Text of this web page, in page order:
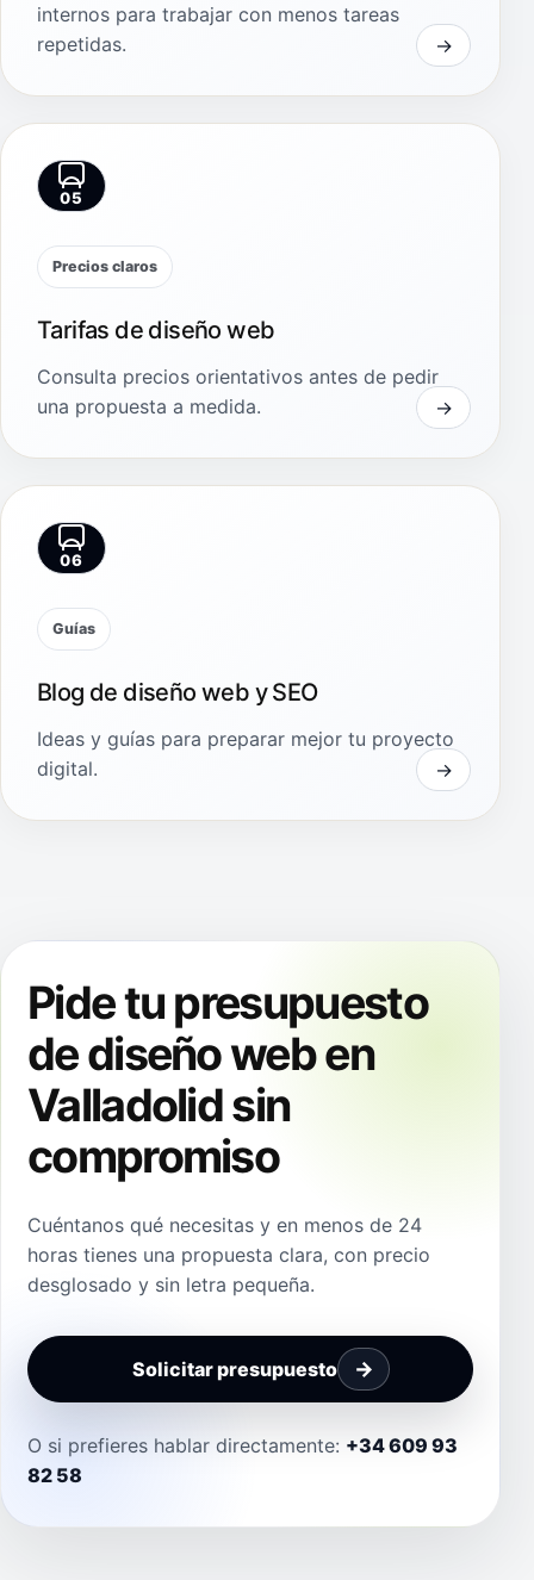
internos para trabajar con menos tareas
repetidas.
05
Precios claros
Tarifas de diseño web
Consulta precios orientativos antes de pedir
una propuesta a medida.
06
Guías
Blog de diseño web y SEO
Ideas y guías para preparar mejor tu proyecto
digital.
Pide tu presupuesto
de diseño web en
Valladolid sin
compromiso
Cuéntanos qué necesitas y en menos de 24
horas tienes una propuesta clara, con precio
desglosado y sin letra pequeña.
Solicitar presupuesto
O si prefieres hablar directamente: +34 609 93
82 58